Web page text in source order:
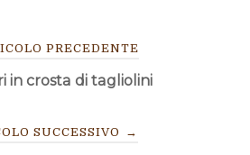
PRECEDENTE
in crosta di tagliolini
SUCCESSIVO →